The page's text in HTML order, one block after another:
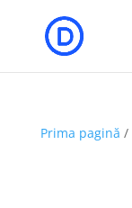
Prima pagină /